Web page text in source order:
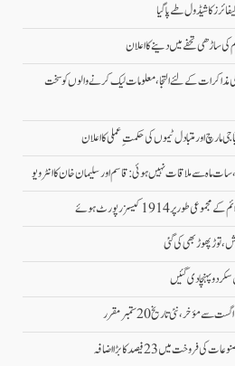
ساڑھی تحفے میں دینے کا اعلان
کے لئے التجا، معلومات لیک کرنے والوں کو سخت
ماہ سے ملاقات نہیں ہوئی: قاسم اور سلیمان خان کا انٹرویو
پر 1914 کیسز رپورٹ ہوئے
پھوڑ بھی کی گئی
سکردو پہنچا دی گئیں
میں 23 فیصد کا بڑا اضافہ